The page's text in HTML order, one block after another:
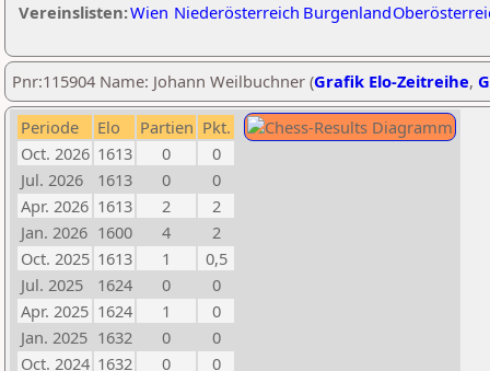
Vereinslisten:Wien Niederösterreich Burgenland
Pnr:115904 Name: Johann Weilbuchner (Grafik Elo-Zeitreihe,
Periode Elo Partien Pkt.
Oct. 2026 1613 0
0
Jul. 2026
1613 0
0
Apr. 2026 1613 2
2
Jan. 2026 1600 4
2
Oct. 2025 1613 1
0,5
Jul. 2025
1624 0
0
Apr. 2025 1624 1
0
Jan. 2025 1632 0
0
Oct. 2024 1632 0
0